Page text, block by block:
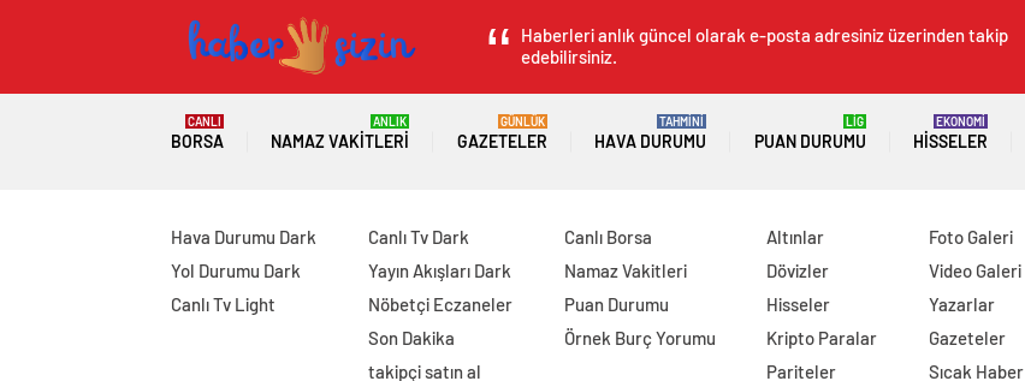
Haberleri anlık güncel olarak e-posta adresiniz üzerinden takip
edebilirsiniz.
BORSA
CANLI
NAMAZ VAKITLERI
ANLIK
GAZETELER
GÜNLÜK
HAVA DURUMU
TAHMİNİ
PUAN DURUMU
LİG
HISSELER
EKONOMİ
Hava Durumu Dark
Yol Durumu Dark
Canlı Tv Light
Canlı Tv Dark
Yayın Akışları Dark
Nöbetçi Eczaneler
Son Dakika
takipçi satın al
Canlı Borsa
Namaz Vakitleri
Puan Durumu
Örnek Burç Yorumu
Altınlar
Dövizler
Hisseler
Kripto Paralar
Pariteler
Foto Galeri
Video Galeri
Yazarlar
Gazeteler
Sıcak Haber